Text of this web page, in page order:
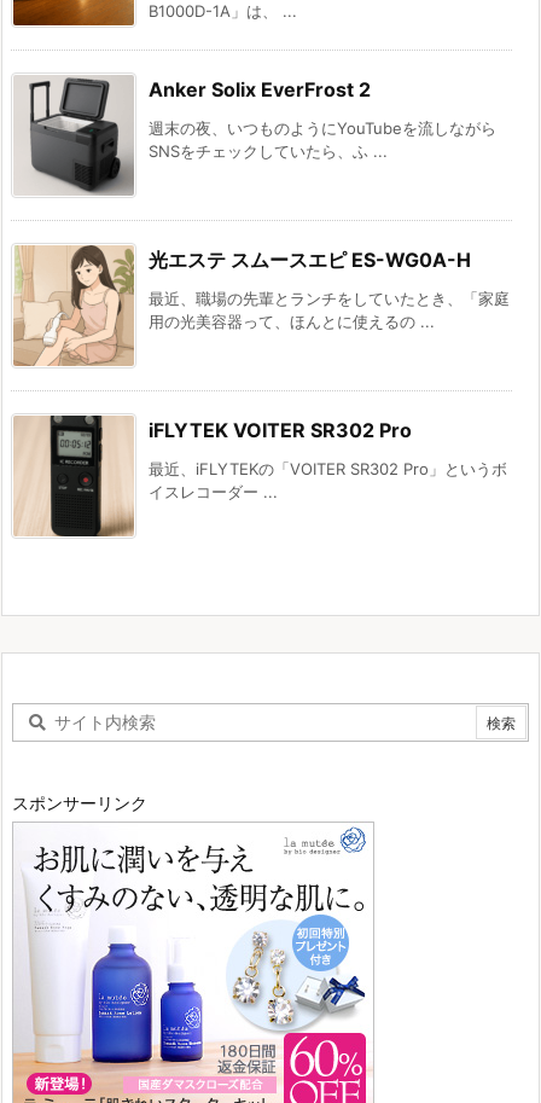
B1000D-1A」は、 ...
Anker Solix EverFrost 2
週末の夜、いつものようにYouTubeを流しながら
SNSをチェックしていたら、ふ ...
光エステ スムースエピ ES-WG0A-H
最近、職場の先輩とランチをしていたとき、「家庭
用の光美容器って、ほんとに使えるの ...
iFLYTEK VOITER SR302 Pro
最近、iFLYTEKの「VOITER SR302 Pro」というボ
イスレコーダー ...
スポンサーリンク